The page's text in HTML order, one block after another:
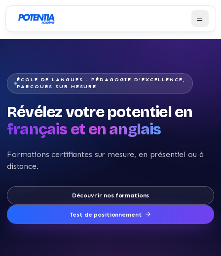
ÉCOLE DE LANGUES - PÉDAGOGIE D'EXCELLENCE,
PARCOURS SUR MESURE
Révélez votre potentiel en
français et en anglais
Formations certifiantes sur mesure, en présentiel ou à
distance.
Découvrir nos formations
Test de positionnement